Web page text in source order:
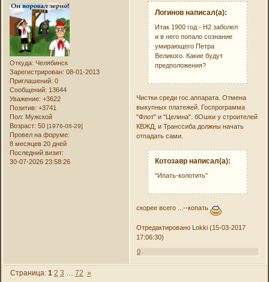
Откуда: Челябинск
Зарегистрирован: 08-01-2013
Приглашений: 0
Сообщений: 13644
Уважение: +3622
Позитив: +3741
Пол: Мужской
Возраст: 50[1976-06-29]
Провел на форуме:
8 месяцев 20 дней
Последний визит:
30-07-2026 23:58:26
Логинов написал(а):
Итак 1900 год - Н2 заболел
и в него попало сознание
умирающего Петра
Великого. Какие будут
предположения?
Чистки среди гос.аппарата. Отмена
выкупных платежей. Госпрограмма
"Флот" и "Целина". бОшки у строителей
КВЖД, и Транссиба должны начать
отпадать сами.
Котозавр написал(а):
"Ипать-колотить"
скорее всего ...--копать
Отредактировано Lokki (15-03-2017
17:06:30)
0
Страница: 1 2 3 … 72 »